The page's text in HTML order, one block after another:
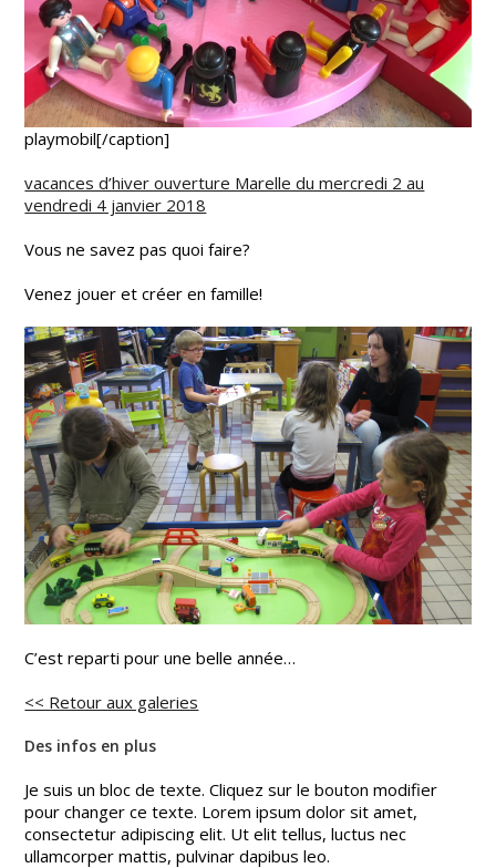
playmobil[/caption]
vacances d’hiver ouverture Marelle du mercredi 2 au
vendredi 4 janvier 2018
Vous ne savez pas quoi faire?
Venez jouer et créer en famille!
C’est reparti pour une belle année…
<< Retour aux galeries
Des infos en plus
Je suis un bloc de texte. Cliquez sur le bouton modifier
pour changer ce texte. Lorem ipsum dolor sit amet,
consectetur adipiscing elit. Ut elit tellus, luctus nec
ullamcorper mattis, pulvinar dapibus leo.